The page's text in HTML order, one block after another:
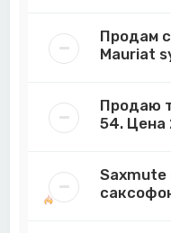
Продам
Mauriat
Продаю
54. Цена
Saxmute